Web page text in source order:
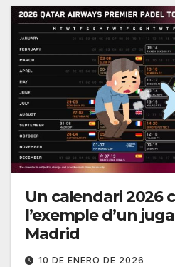
Un calendari 2026
l’exemple d’un
Madrid
10 DE ENERO DE 2026